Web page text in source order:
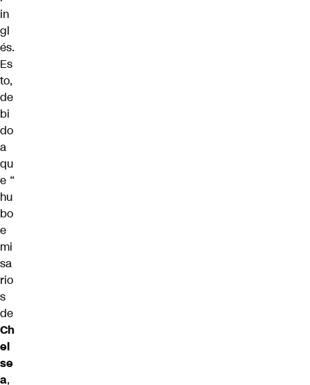
in
gl
és.
Es
to,
de
bi
do
a
qu
e “
hu
bo
e
mi
sa
rio
s
de
Ch
el
se
a,